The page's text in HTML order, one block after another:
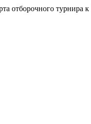
отборочного